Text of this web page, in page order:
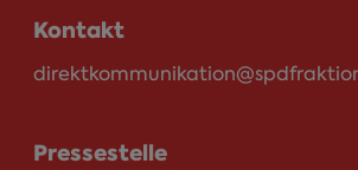
Kontakt
Pressestelle